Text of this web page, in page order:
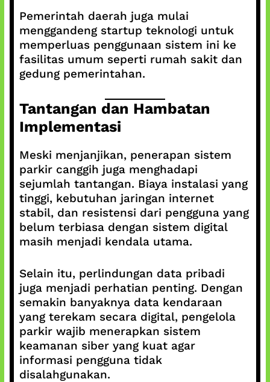
Pemerintah daerah juga mulai
menggandeng startup teknologi untuk
memperluas penggunaan sistem ini ke
fasilitas umum seperti rumah sakit dan
gedung pemerintahan.
Tantangan dan Hambatan
Implementasi
Meski menjanjikan, penerapan sistem
parkir canggih juga menghadapi
sejumlah tantangan. Biaya instalasi yang
tinggi, kebutuhan jaringan internet
stabil, dan resistensi dari pengguna yang
belum terbiasa dengan sistem digital
masih menjadi kendala utama.
Selain itu, perlindungan data pribadi
juga menjadi perhatian penting. Dengan
semakin banyaknya data kendaraan
yang terekam secara digital, pengelola
parkir wajib menerapkan sistem
keamanan siber yang kuat agar
informasi pengguna tidak
disalahgunakan.